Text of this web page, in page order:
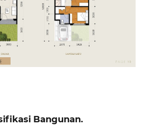
Bangunan.